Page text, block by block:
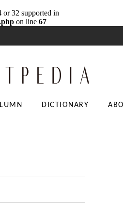
32 supported in
on line 67
DICTIONARY